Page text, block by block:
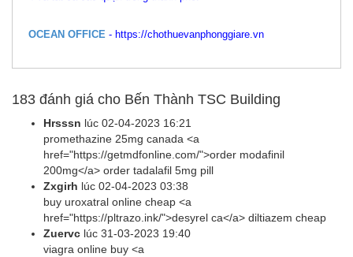
OCEAN OFFICE - https://chothuevanphonggiare.vn
183 đánh giá cho Bến Thành TSC Building
Hrsssn lúc 02-04-2023 16:21
promethazine 25mg canada <a
href="https://getmdfonline.com/">order modafinil
200mg</a> order tadalafil 5mg pill
Zxgirh lúc 02-04-2023 03:38
buy uroxatral online cheap <a
href="https://pltrazo.ink/">desyrel ca</a> diltiazem cheap
Zuervc lúc 31-03-2023 19:40
viagra online buy <a